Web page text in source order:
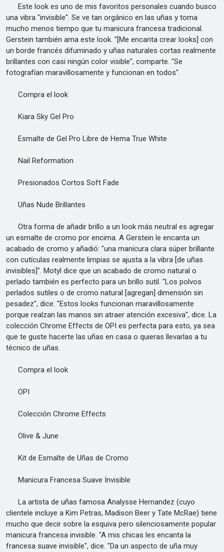
Este look es uno de mis favoritos personales cuando busco
una vibra "invisible". Se ve tan orgánico en las uñas y toma
mucho menos tiempo que tu manicura francesa tradicional.
Gerstein también ama este look. "[Me encanta crear looks] con
un borde francés difuminado y uñas naturales cortas realmente
brillantes con casi ningún color visible", comparte. "Se
fotografían maravillosamente y funcionan en todos".
Compra el look
Kiara Sky Gel Pro
Esmalte de Gel Pro Libre de Hema True White
Nail Reformation
Presionados Cortos Soft Fade
Uñas Nude Brillantes
Otra forma de añadir brillo a un look más neutral es agregar
un esmalte de cromo por encima. A Gerstein le encanta un
acabado de cromo y añadió: "una manicura clara súper brillante
con cutículas realmente limpias se ajusta a la vibra [de uñas
invisibles]". Motyl dice que un acabado de cromo natural o
perlado también es perfecto para un brillo sutil. "Los polvos
perlados sutiles o de cromo natural [agregan] dimensión sin
pesadez", dice. "Estos looks funcionan maravillosamente
porque realzan las manos sin atraer atención excesiva", dice. La
colección Chrome Effects de OPI es perfecta para esto, ya sea
que te guste hacerte las uñas en casa o quieras llevarlas a tu
técnico de uñas.
Compra el look
OPI
Colección Chrome Effects
Olive & June
Kit de Esmalte de Uñas de Cromo
Manicura Francesa Suave Invisible
La artista de uñas famosa Analysse Hernandez (cuyo
clientele incluye a Kim Petras, Madison Beer y Tate McRae) tiene
mucho que decir sobre la esquiva pero silenciosamente popular
manicura francesa invisible. "A mis chicas les encanta la
francesa suave invisible", dice. "Da un aspecto de uña muy